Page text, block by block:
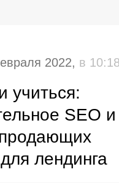
2022, в 10:18
учиться:
SEO и
лендинга